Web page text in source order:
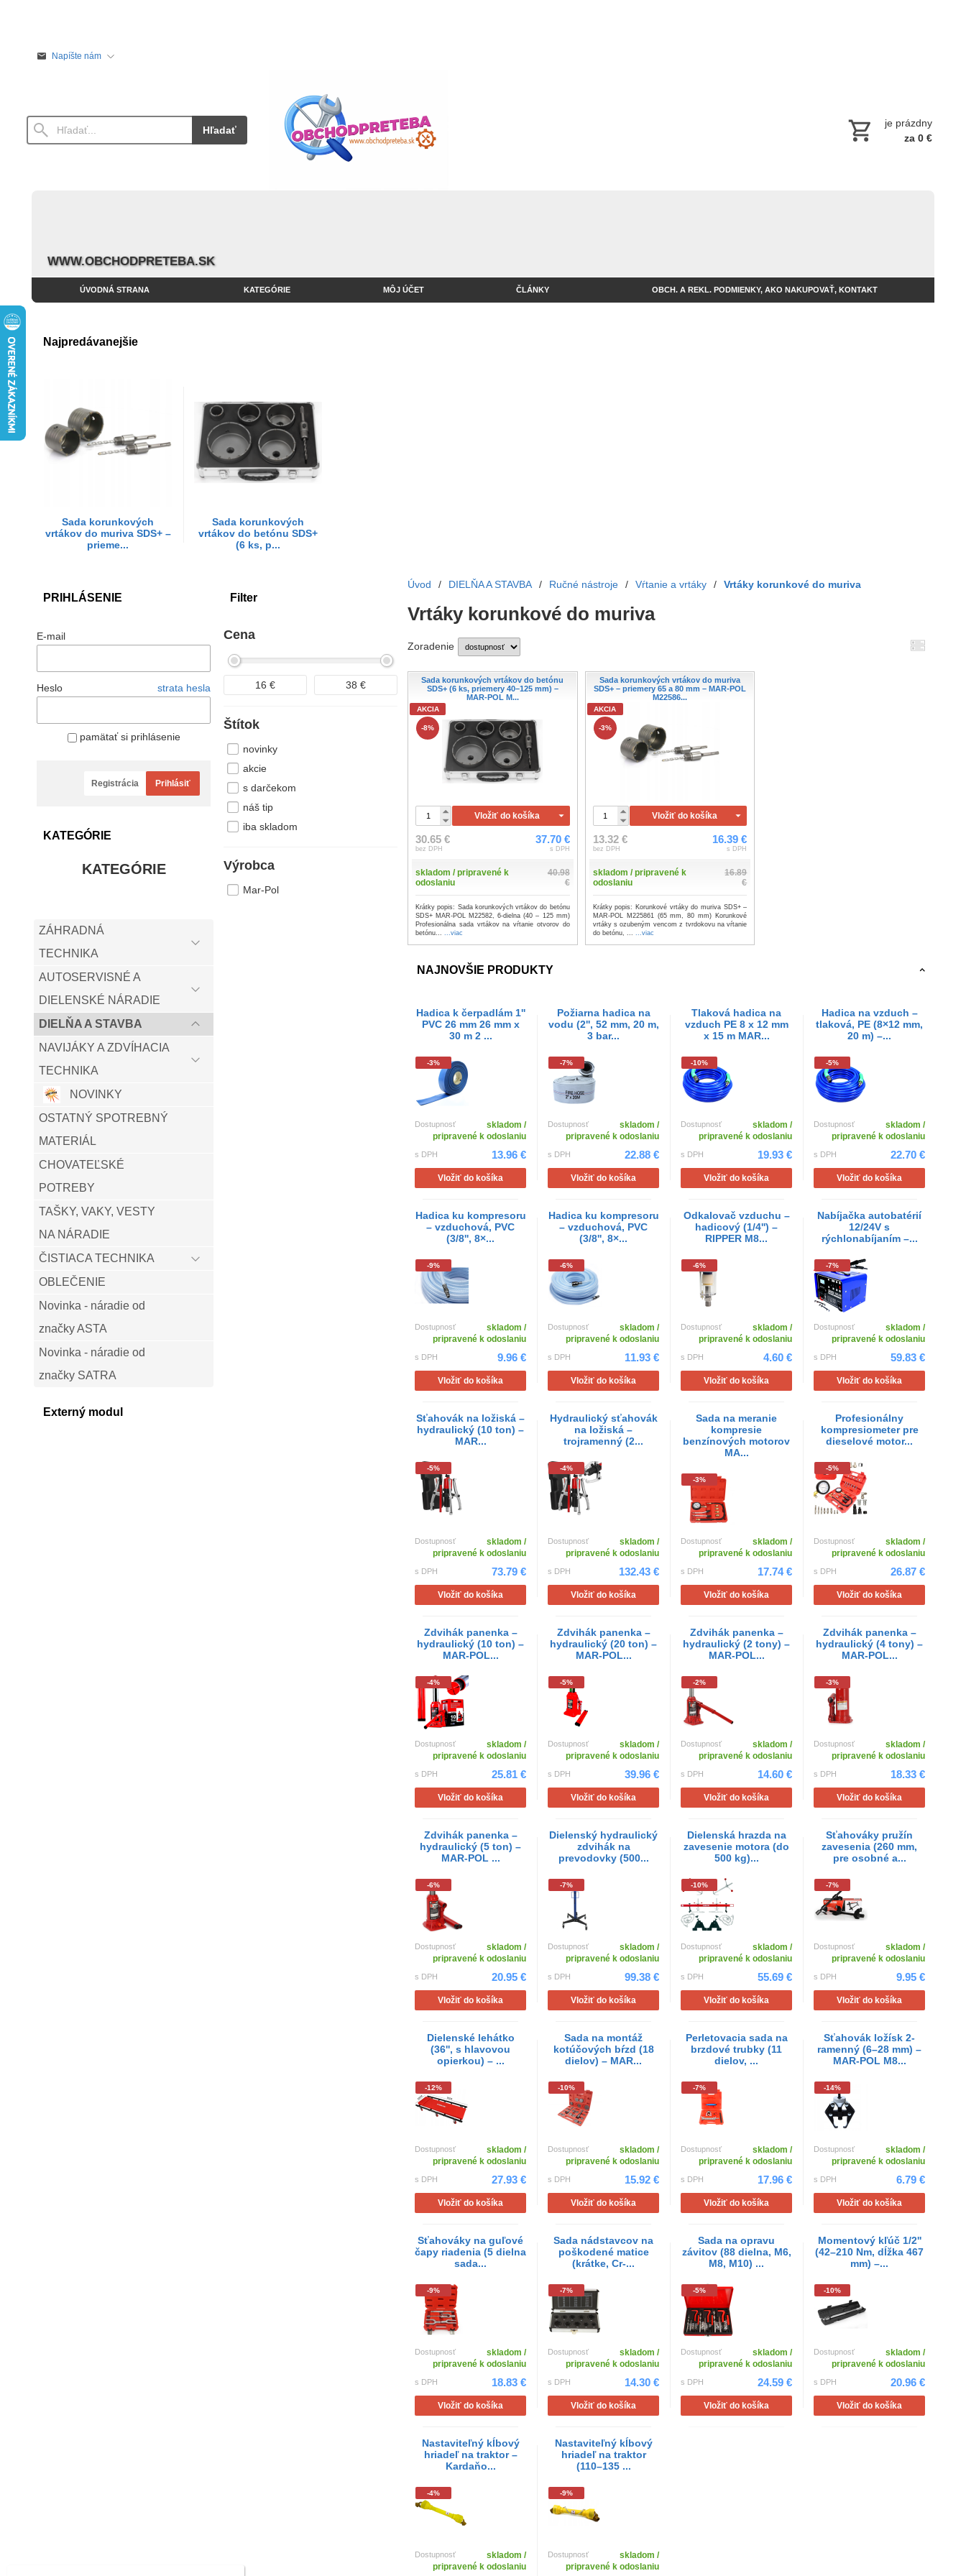
Napíšte nám
Hľadať
je prázdny
za 0 €
WWW.OBCHODPRETEBA.SK
ÚVODNÁ STRANA KATEGÓRIE MÔJ ÚČET ČLÁNKY OBCH. A REKL. PODMIENKY, AKO NAKUPOVAŤ, KONTAKT
Najpredávanejšie
Sada korunkových
vrtákov do muriva SDS+ –
prieme...
Sada korunkových
vrtákov do betónu SDS+
(6 ks, p...
PRIHLÁSENIE
E-mail
Heslo strata hesla
pamätať si prihlásenie
Registrácia Prihlásiť
KATEGÓRIE
KATEGÓRIE
ZÁHRADNÁ
TECHNIKA
AUTOSERVISNÉ A
DIELENSKÉ NÁRADIE
DIELŇA A STAVBA
NAVIJÁKY A ZDVÍHACIA
TECHNIKA
NOVINKY
OSTATNÝ SPOTREBNÝ
MATERIÁL
CHOVATEĽSKÉ
POTREBY
TAŠKY, VAKY, VESTY
NA NÁRADIE
ČISTIACA TECHNIKA
OBLEČENIE
Novinka - náradie od
značky ASTA
Novinka - náradie od
značky SATRA
Externý modul
Filter
Cena
16 € 38 €
Štítok
novinky
akcie
s darčekom
náš tip
iba skladom
Výrobca
Mar-Pol
Úvod / DIELŇA A STAVBA / Ručné nástroje / Vŕtanie a vrtáky / Vrtáky korunkové do muriva
Vrtáky korunkové do muriva
Zoradenie
Sada korunkových vrtákov do betónu
SDS+ (6 ks, priemery 40–125 mm) –
MAR-POL M...
AKCIA
-8%
Vložiť do košíka
30.65 €
bez DPH
37.70 €
s DPH
skladom / pripravené k
odoslaniu
40.98
€
Krátky popis: Sada korunkových vrtákov do betónu
SDS+ MAR-POL M22582, 6-dielna (40 – 125 mm)
Profesionálna sada vrtákov na vŕtanie otvorov do
betónu... ...viac
Sada korunkových vrtákov do muriva
SDS+ – priemery 65 a 80 mm – MAR-POL
M22586...
AKCIA
-3%
Vložiť do košíka
13.32 €
bez DPH
16.39 €
s DPH
skladom / pripravené k
odoslaniu
16.89
€
Krátky popis: Korunkové vrtáky do muriva SDS+ –
MAR-POL M225861 (65 mm, 80 mm) Korunkové
vrtáky s ozubeným vencom z tvrdokovu na vŕtanie
do betónu, ... ...viac
NAJNOVŠIE PRODUKTY
Hadica k čerpadlám 1''
PVC 26 mm 26 mm x
30 m 2 ...
-3%
Dostupnosť
skladom /
pripravené k odoslaniu
s DPH 13.96 €
Vložiť do košíka
Požiarna hadica na
vodu (2'', 52 mm, 20 m,
3 bar...
-7%
Dostupnosť
skladom /
pripravené k odoslaniu
s DPH 22.88 €
Vložiť do košíka
Tlaková hadica na
vzduch PE 8 x 12 mm
x 15 m MAR...
-10%
Dostupnosť
skladom /
pripravené k odoslaniu
s DPH 19.93 €
Vložiť do košíka
Hadica na vzduch –
tlaková, PE (8×12 mm,
20 m) –...
-5%
Dostupnosť
skladom /
pripravené k odoslaniu
s DPH 22.70 €
Vložiť do košíka
Hadica ku kompresoru
– vzduchová, PVC
(3/8'', 8×...
-9%
Dostupnosť
skladom /
pripravené k odoslaniu
s DPH 9.96 €
Vložiť do košíka
Hadica ku kompresoru
– vzduchová, PVC
(3/8'', 8×...
-6%
Dostupnosť
skladom /
pripravené k odoslaniu
s DPH 11.93 €
Vložiť do košíka
Odkalovač vzduchu –
hadicový (1/4'') –
RIPPER M8...
-6%
Dostupnosť
skladom /
pripravené k odoslaniu
s DPH 4.60 €
Vložiť do košíka
Nabíjačka autobatérií
12/24V s
rýchlonabíjaním –...
-7%
Dostupnosť
skladom /
pripravené k odoslaniu
s DPH 59.83 €
Vložiť do košíka
Sťahovák na ložiská –
hydraulický (10 ton) –
MAR...
-5%
Dostupnosť
skladom /
pripravené k odoslaniu
s DPH 73.79 €
Vložiť do košíka
Hydraulický sťahovák
na ložiská –
trojramenný (2...
-4%
Dostupnosť
skladom /
pripravené k odoslaniu
s DPH 132.43 €
Vložiť do košíka
Sada na meranie
kompresie
benzínových motorov
MA...
-3%
Dostupnosť
skladom /
pripravené k odoslaniu
s DPH 17.74 €
Vložiť do košíka
Profesionálny
kompresiometer pre
dieselové motor...
-5%
Dostupnosť
skladom /
pripravené k odoslaniu
s DPH 26.87 €
Vložiť do košíka
Zdvihák panenka –
hydraulický (10 ton) –
MAR-POL...
-4%
Dostupnosť
skladom /
pripravené k odoslaniu
s DPH 25.81 €
Vložiť do košíka
Zdvihák panenka –
hydraulický (20 ton) –
MAR-POL...
-5%
Dostupnosť
skladom /
pripravené k odoslaniu
s DPH 39.96 €
Vložiť do košíka
Zdvihák panenka –
hydraulický (2 tony) –
MAR-POL...
-2%
Dostupnosť
skladom /
pripravené k odoslaniu
s DPH 14.60 €
Vložiť do košíka
Zdvihák panenka –
hydraulický (4 tony) –
MAR-POL...
-3%
Dostupnosť
skladom /
pripravené k odoslaniu
s DPH 18.33 €
Vložiť do košíka
Zdvihák panenka –
hydraulický (5 ton) –
MAR-POL ...
-6%
Dostupnosť
skladom /
pripravené k odoslaniu
s DPH 20.95 €
Vložiť do košíka
Dielenský hydraulický
zdvihák na
prevodovky (500...
-7%
Dostupnosť
skladom /
pripravené k odoslaniu
s DPH 99.38 €
Vložiť do košíka
Dielenská hrazda na
zavesenie motora (do
500 kg)...
-10%
Dostupnosť
skladom /
pripravené k odoslaniu
s DPH 55.69 €
Vložiť do košíka
Sťahováky pružín
zavesenia (260 mm,
pre osobné a...
-7%
Dostupnosť
skladom /
pripravené k odoslaniu
s DPH 9.95 €
Vložiť do košíka
Dielenské lehátko
(36'', s hlavovou
opierkou) – ...
-12%
Dostupnosť
skladom /
pripravené k odoslaniu
s DPH 27.93 €
Vložiť do košíka
Sada na montáž
kotúčových bŕzd (18
dielov) – MAR...
-10%
Dostupnosť
skladom /
pripravené k odoslaniu
s DPH 15.92 €
Vložiť do košíka
Perletovacia sada na
brzdové trubky (11
dielov, ...
-7%
Dostupnosť
skladom /
pripravené k odoslaniu
s DPH 17.96 €
Vložiť do košíka
Sťahovák ložísk 2-
ramenný (6–28 mm) –
MAR-POL M8...
-14%
Dostupnosť
skladom /
pripravené k odoslaniu
s DPH 6.79 €
Vložiť do košíka
Sťahováky na guľové
čapy riadenia (5 dielna
sada...
-9%
Dostupnosť
skladom /
pripravené k odoslaniu
s DPH 18.83 €
Vložiť do košíka
Sada nádstavcov na
poškodené matice
(krátke, Cr-...
-7%
Dostupnosť
skladom /
pripravené k odoslaniu
s DPH 14.30 €
Vložiť do košíka
Sada na opravu
závitov (88 dielna, M6,
M8, M10) ...
-5%
Dostupnosť
skladom /
pripravené k odoslaniu
s DPH 24.59 €
Vložiť do košíka
Momentový kľúč 1/2''
(42–210 Nm, dĺžka 467
mm) –...
-10%
Dostupnosť
skladom /
pripravené k odoslaniu
s DPH 20.96 €
Vložiť do košíka
Nastaviteľný kĺbový
hriadeľ na traktor –
Kardaňo...
-4%
Dostupnosť
skladom /
pripravené k odoslaniu
Nastaviteľný kĺbový
hriadeľ na traktor
(110–135 ...
-9%
Dostupnosť
skladom /
pripravené k odoslaniu